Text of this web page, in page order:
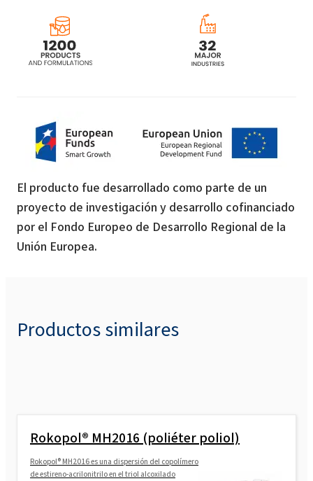
El producto fue desarrollado como parte de un
proyecto de investigación y desarrollo cofinanciado
por el Fondo Europeo de Desarrollo Regional de la
Unión Europea.
Productos similares
Rokopol® MH2016 (poliéter poliol)
Rokopol® MH2016 es una dispersión del copolímero
de estireno-acrilonitrilo en el triol alcoxilado